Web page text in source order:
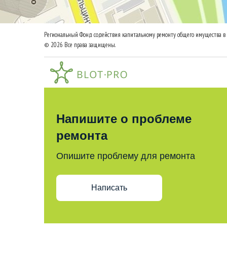
Региональный Фонд содействия капитальному ремонту общего имущества
© 2026 Все права защищены.
Напишите о проблеме
ремонта
Опишите проблему для ремонта
Написать